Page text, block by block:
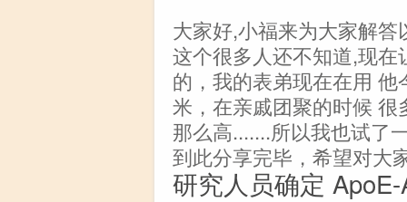
大家好,小福来为大家解
这个很多人还不知道,现
的，我的表弟现在在用
米，在亲戚团聚的时候
那么高.......所以我也试了
到此分享完毕，希望对大
研究人员确定